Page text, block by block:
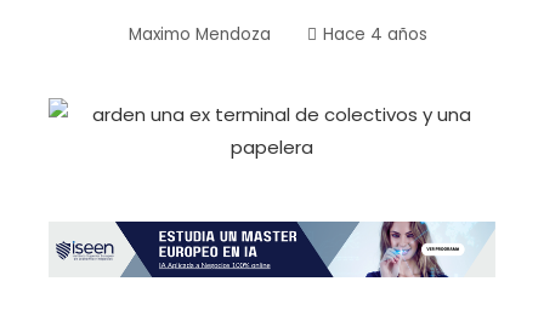
Maximo Mendoza Hace 4 años